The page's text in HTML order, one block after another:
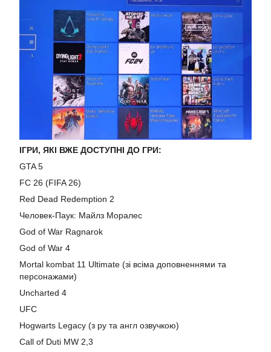
ІГРИ, ЯКІ ВЖЕ ДОСТУПНІ ДО ГРИ:
GTA 5
FC 26 (FIFA 26)
Red Dead Redemption 2
Человек-Паук: Майлз Моралес
God of War Ragnarok
God of War 4
Mortal kombat 11 Ultimate (зі всіма доповненнями та
персонажами)
Uncharted 4
UFC
Hogwarts Legacy (з ру та англ озвучкою)
Call of Duti MW 2,3